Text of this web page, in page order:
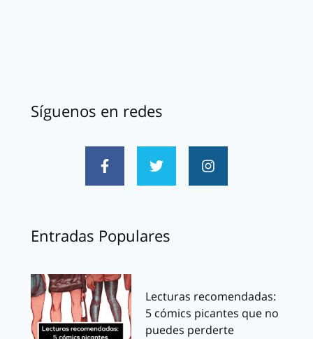
Síguenos en redes
Entradas Populares
Lecturas recomendadas:
5 cómics picantes que no
puedes perderte